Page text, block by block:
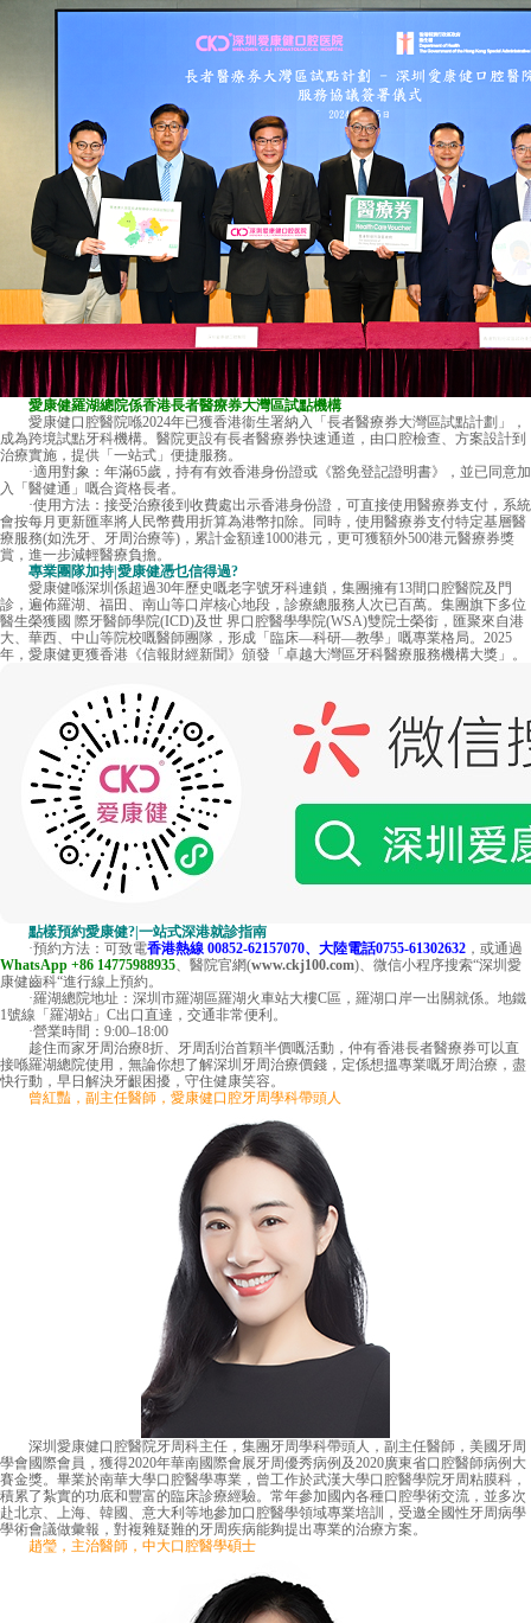
愛康健羅湖總院係香港長者醫療券大灣區試點機構
愛康健口腔醫院喺2024年已獲香港衞生署納入「長者醫療券大灣區試點計劃」，
成為跨境試點牙科機構。醫院更設有長者醫療券快速通道，由口腔檢查、方案設計到
治療實施，提供「一站式」便捷服務。
·適用對象：年滿65歲，持有有效香港身份證或《豁免登記證明書》，並已同意加
入「醫健通」嘅合資格長者。
·使用方法：接受治療後到收費處出示香港身份證，可直接使用醫療券支付，系統
會按每月更新匯率將人民幣費用折算為港幣扣除。同時，使用醫療券支付特定基層醫
療服務(如洗牙、牙周治療等)，累計金額達1000港元，更可獲額外500港元醫療券獎
賞，進一步減輕醫療負擔。
專業團隊加持|愛康健憑乜信得過?
愛康健喺深圳係超過30年歷史嘅老字號牙科連鎖，集團擁有13間口腔醫院及門
診，遍佈羅湖、福田、南山等口岸核心地段，診療總服務人次已百萬。集團旗下多位
醫生榮獲國 際牙醫師學院(ICD)及世 界口腔醫學學院(WSA)雙院士榮銜，匯聚來自港
大、華西、中山等院校嘅醫師團隊，形成「臨床—科研—教學」嘅專業格局。2025
年，愛康健更獲香港《信報財經新聞》頒發「卓越大灣區牙科醫療服務機構大獎」。
點樣預約愛康健?|一站式深港就診指南
·預約方法：可致電香港熱線 00852-62157070、大陸電話0755-61302632 ，或通過
WhatsApp +86 14775988935、醫院官網(www.ckj100.com)、微信小程序搜索“深圳愛
康健齒科“進行線上預約。
·羅湖總院地址：深圳市羅湖區羅湖火車站大樓C區，羅湖口岸一出關就係。地鐵
1號線「羅湖站」C出口直達，交通非常便利。
·營業時間：9:00–18:00
趁住而家牙周治療8折、牙周刮治首顆半價嘅活動，仲有香港長者醫療券可以直
接喺羅湖總院使用，無論你想了解深圳牙周治療價錢，定係想搵專業嘅牙周治療，盡
快行動，早日解決牙齦困擾，守住健康笑容。
曾紅豔，副主任醫師，愛康健口腔牙周學科帶頭人
深圳愛康健口腔醫院牙周科主任，集團牙周學科帶頭人，副主任醫師，美國牙周
學會國際會員，獲得2020年華南國際會展牙周優秀病例及2020廣東省口腔醫師病例大
賽金獎。畢業於南華大學口腔醫學專業，曾工作於武漢大學口腔醫學院牙周粘膜科，
積累了紮實的功底和豐富的臨床診療經驗。常年參加國內各種口腔學術交流，並多次
赴北京、上海、韓國、意大利等地參加口腔醫學領域專業培訓，受邀全國性牙周病學
學術會議做彙報，對複雜疑難的牙周疾病能夠提出專業的治療方案。
趙瑩，主治醫師，中大口腔醫學碩士